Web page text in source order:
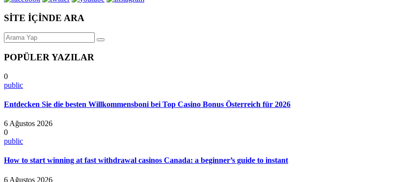
SİTE İÇİNDE ARA
POPÜLER YAZILAR
0
public
Entdecken Sie die besten Willkommensboni bei Top Casino Bonus Österreich für 2026
6 Ağustos 2026
0
public
How to start winning at fast withdrawal casinos Canada: a beginner’s guide to instant
6 Ağustos 2026